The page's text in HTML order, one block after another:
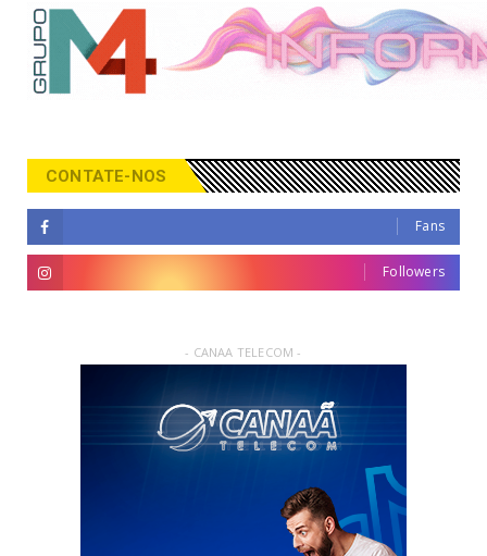
CONTATE-NOS
Fans
Followers
- CANAA TELECOM -